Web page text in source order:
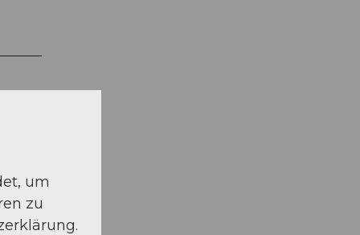
um
zu